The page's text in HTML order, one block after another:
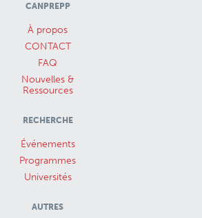
CANPREPP
À propos
CONTACT
FAQ
Nouvelles &
Ressources
RECHERCHE
Événements
Programmes
Universités
AUTRES